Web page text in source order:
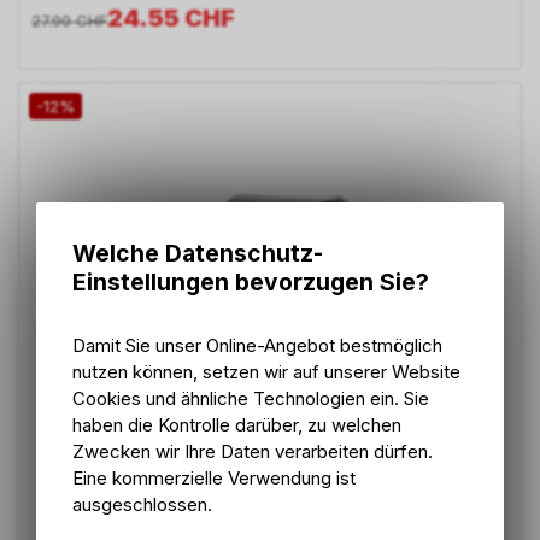
24.55CHF
27.90 CHF
-12%
Welche Datenschutz-
Einstellungen bevorzugen Sie?
Damit Sie unser Online-Angebot bestmöglich
nutzen können, setzen wir auf unserer Website
Cookies und ähnliche Technologien ein. Sie
haben die Kontrolle darüber, zu welchen
Zwecken wir Ihre Daten verarbeiten dürfen.
Eine kommerzielle Verwendung ist
ausgeschlossen.